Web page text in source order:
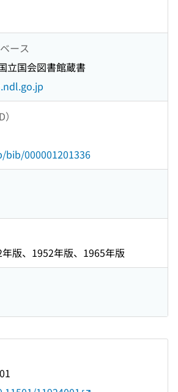
ース
立国会図書館蔵書
000001201336
版、1952年版、1965年版